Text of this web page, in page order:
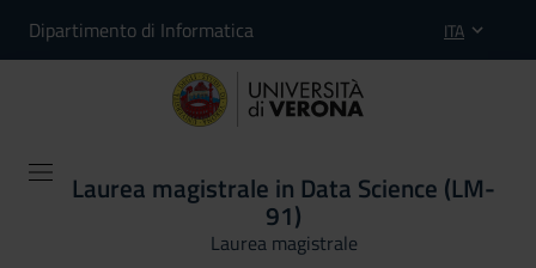
Dipartimento di Informatica ITA
Laurea magistrale in Data Science (LM-
91)
Laurea magistrale